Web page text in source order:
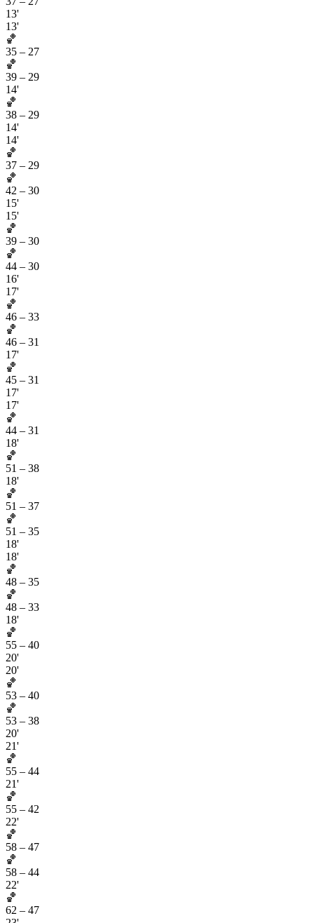
13'
13'
🏀
35 – 27
🏀
39 – 29
14'
🏀
38 – 29
14'
14'
🏀
37 – 29
🏀
42 – 30
15'
15'
🏀
39 – 30
🏀
44 – 30
16'
17'
🏀
46 – 33
🏀
46 – 31
17'
🏀
45 – 31
17'
17'
🏀
44 – 31
18'
🏀
51 – 38
18'
🏀
51 – 37
🏀
51 – 35
18'
18'
🏀
48 – 35
🏀
48 – 33
18'
🏀
55 – 40
20'
20'
🏀
53 – 40
🏀
53 – 38
20'
21'
🏀
55 – 44
21'
🏀
55 – 42
22'
🏀
58 – 47
🏀
58 – 44
22'
🏀
62 – 47